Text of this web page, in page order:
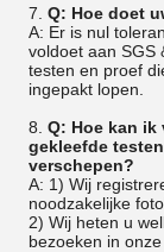
7. Q: Hoe doet
A: Er is nul
voldoet aan SGS
testen en proef
ingepakt lopen.
8. Q: Hoe kan ik
gekleefde
verschepen?
A: 1) Wij
noodzakelijke
2) Wij heten u
bezoeken in onze